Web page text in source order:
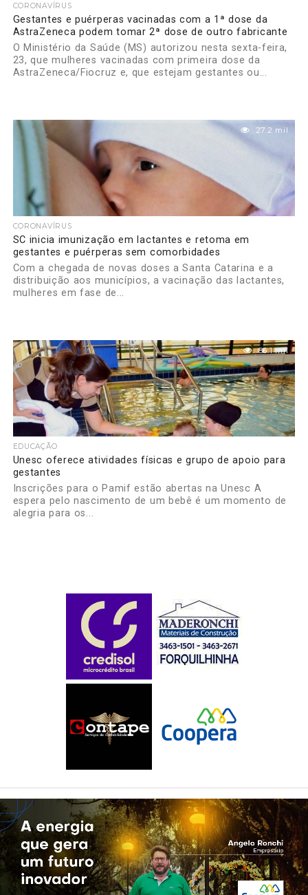
CORONAVÍRUS
Gestantes e puérperas vacinadas com a 1ª dose da
AstraZeneca podem tomar 2ª dose de outro fabricante
O Ministério da Saúde (MS) autorizou nesta sexta-feira,
23, que mulheres vacinadas com primeira dose da
AstraZeneca/Fiocruz e, que estejam gestantes ou...
27.2 mil
CORONAVÍRUS
SC inicia imunização em lactantes e retoma em
gestantes e puérperas sem comorbidades
Com a chegada de novas doses a Santa Catarina e a
distribuição aos municípios, a vacinação das lactantes,
mulheres em fase de...
86.1 mil
EDUCAÇÃO
Unesc oferece atividades físicas e grupo de apoio para
gestantes
Inscrições para o Pamif estão abertas na Unesc A
espera pelo nascimento de um bebê é um momento de
alegria para os...